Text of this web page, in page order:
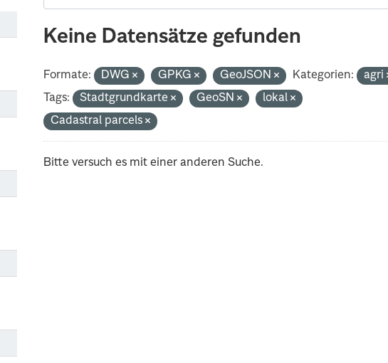
Keine Datensätze gefunden
Formate: DWG GPKG GeoJSON Kategorien:
agri
Tags:
Stadtgrundkarte GeoSN
lokal
Cadastral parcels
Bitte versuch es mit einer anderen Suche.